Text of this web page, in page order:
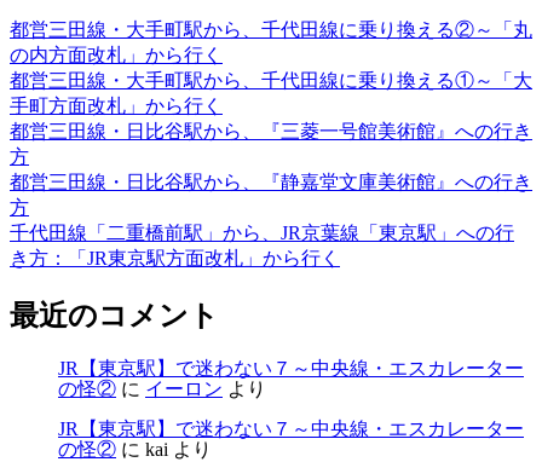
都営三田線・大手町駅から、千代田線に乗り換える②～「丸
の内方面改札」から行く
都営三田線・大手町駅から、千代田線に乗り換える①～「大
手町方面改札」から行く
都営三田線・日比谷駅から、『三菱一号館美術館』への行き
方
都営三田線・日比谷駅から、『静嘉堂文庫美術館』への行き
方
千代田線「二重橋前駅」から、JR京葉線「東京駅」への行
き方：「JR東京駅方面改札」から行く
最近のコメント
JR【東京駅】で迷わない７～中央線・エスカレーター
の怪② に イーロン より
JR【東京駅】で迷わない７～中央線・エスカレーター
の怪② に kai より